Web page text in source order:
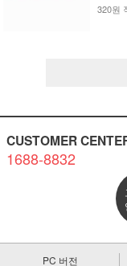
320원
CUSTOMER
1688-8832
PC 버전